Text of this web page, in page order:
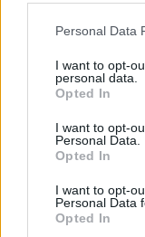
Please note that
not limited to your
grant or deny
use your data for
consent section.
Personal Data
I want to opt-
personal data.
Opted In
I want to opt-
Personal Data.
Opted In
I want to opt-
Personal Data
Opted In
31.05.2023 15:29